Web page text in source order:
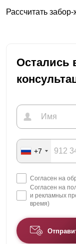
Рассчитать
Остались
+7
Согласен на
Согласен на
и рекламных
время)